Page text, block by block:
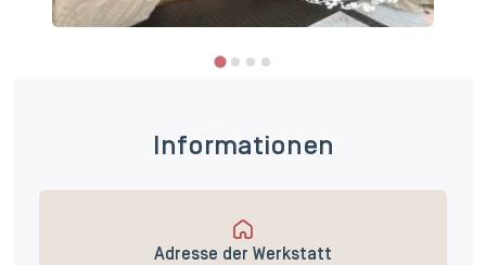
Informationen
Adresse der Werkstatt